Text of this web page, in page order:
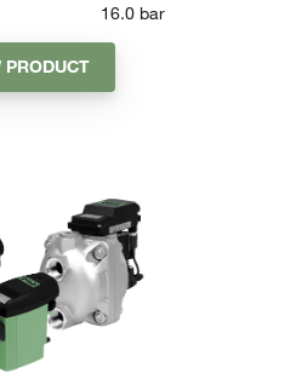
16.0 bar
PRODUCT